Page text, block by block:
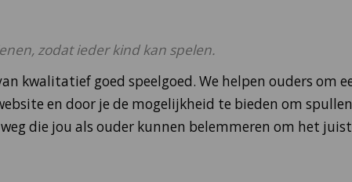
zodat ieder kind kan spelen.
kwalitatief goed speelgoed. We helpen ouders om
en door je de mogelijkheid te bieden om
die jou als ouder kunnen belemmeren om het